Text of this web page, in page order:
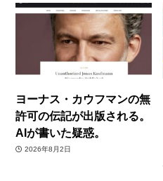
ヨーナス・カウフマンの無
許可の伝記が出版される。
AIが書いた疑惑。
2026年8月2日